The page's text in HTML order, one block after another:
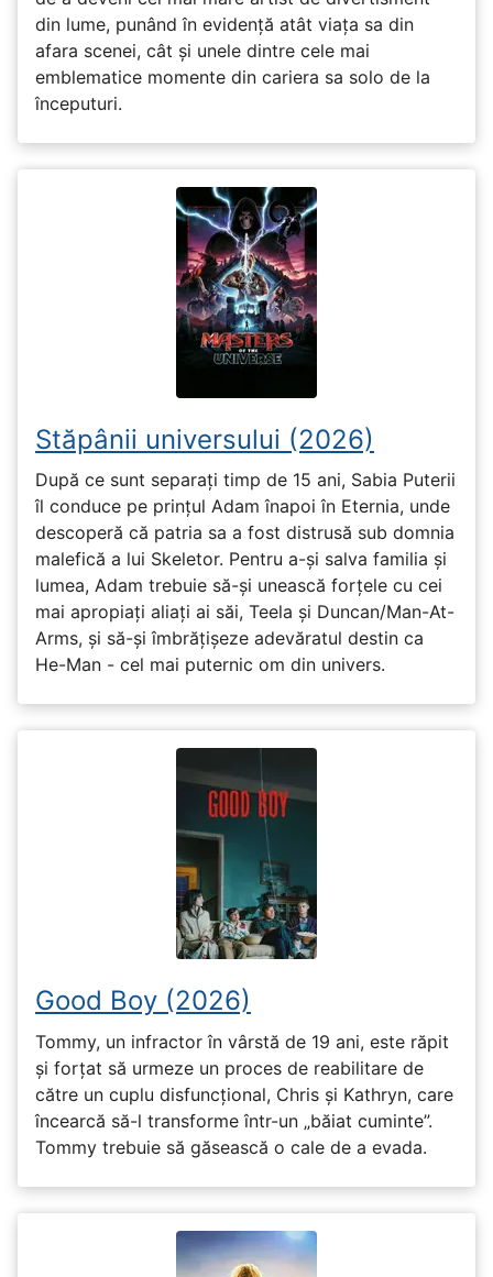
din lume, punând în evidență atât viața sa din
afara scenei, cât și unele dintre cele mai
emblematice momente din cariera sa solo de la
începuturi.
Stăpânii universului (2026)
După ce sunt separați timp de 15 ani, Sabia Puterii
îl conduce pe prințul Adam înapoi în Eternia, unde
descoperă că patria sa a fost distrusă sub domnia
malefică a lui Skeletor. Pentru a-și salva familia și
lumea, Adam trebuie să-și unească forțele cu cei
mai apropiați aliați ai săi, Teela și Duncan/Man-At-
Arms, și să-și îmbrățișeze adevăratul destin ca
He-Man - cel mai puternic om din univers.
Good Boy (2026)
Tommy, un infractor în vârstă de 19 ani, este răpit
și forțat să urmeze un proces de reabilitare de
către un cuplu disfuncțional, Chris și Kathryn, care
încearcă să-l transforme într-un „băiat cuminte”.
Tommy trebuie să găsească o cale de a evada.